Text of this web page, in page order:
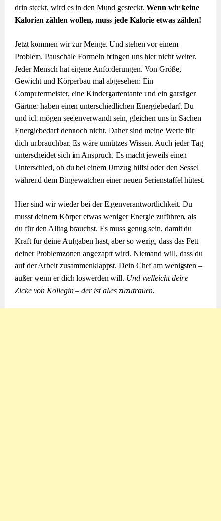
drin steckt, wird es in den Mund gesteckt.Wenn wir keine
Kalorien zählen wollen, muss jede Kalorie etwas zählen!
Jetzt kommen wir zur Menge. Und stehen vor einem
Problem. Pauschale Formeln bringen uns hier nicht weiter.
Jeder Mensch hat eigene Anforderungen. Von Größe,
Gewicht und Körperbau mal abgesehen: Ein
Computermeister, eine Kindergartentante und ein garstiger
Gärtner haben einen unterschiedlichen Energiebedarf. Du
und ich mögen seelenverwandt sein, gleichen uns in Sachen
Energiebedarf dennoch nicht. Daher sind meine Werte für
dich unbrauchbar. Es wäre unnützes Wissen. Auch jeder Tag
unterscheidet sich im Anspruch. Es macht jeweils einen
Unterschied, ob du bei einem Umzug hilfst oder den Sessel
während dem Bingewatchen einer neuen Serienstaffel hütest.
Hier sind wir wieder bei der Eigenverantwortlichkeit. Du
musst deinem Körper etwas weniger Energie zuführen, als
du für den Alltag brauchst. Es muss genug sein, damit du
Kraft für deine Aufgaben hast, aber so wenig, dass das Fett
deiner Problemzonen angezapft wird. Niemand will, dass du
auf der Arbeit zusammenklappst. Dein Chef am wenigsten –
außer wenn er dich loswerden will. Und vielleicht deine
Zicke von Kollegin – der ist alles zuzutrauen.